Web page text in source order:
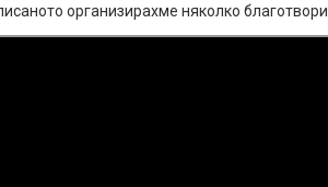
организирахме няколко